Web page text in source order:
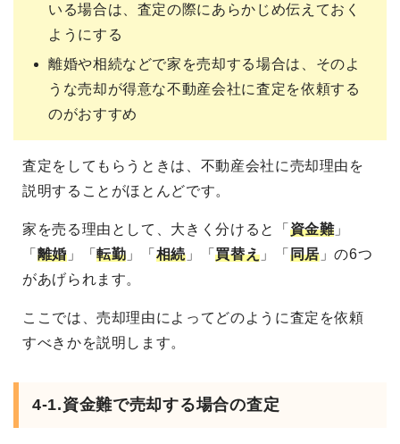
いる場合は、査定の際にあらかじめ伝えておく
ようにする
離婚や相続などで家を売却する場合は、そのよ
うな売却が得意な不動産会社に査定を依頼する
のがおすすめ
査定をしてもらうときは、不動産会社に売却理由を
説明することがほとんどです。
家を売る理由として、大きく分けると「 資金難」
「 離婚」「転勤 」「 相続 」「買替え 」「 同居」の6つ
があげられます。
ここでは、売却理由によってどのように査定を依頼
すべきかを説明します。
4-1.資金難で売却する場合の査定